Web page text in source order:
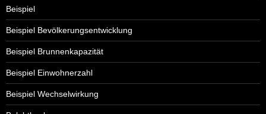
Beispiel
Beispiel Bevölkerungsentwicklung
Beispiel Brunnenkapazität
Beispiel Einwohnerzahl
Beispiel Wechselwirkung